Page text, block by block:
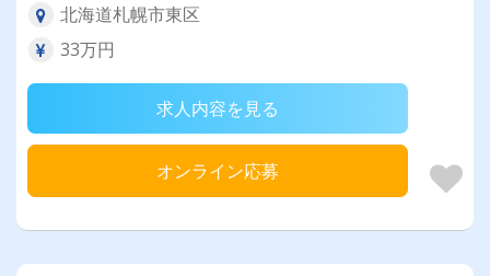
北海道札幌市東区
33万円
求人内容を見る
オンライン応募